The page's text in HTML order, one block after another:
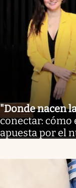
"Donde nacen
conectar: cómo
apuesta por el